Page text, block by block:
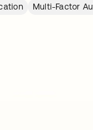
Multi-Factor